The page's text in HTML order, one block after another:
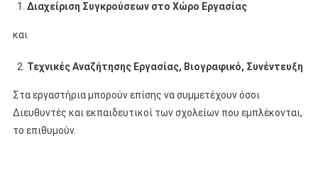
Διαχείριση Συγκρούσεων στο Χώρο Εργασίας
και
Τεχνικές Αναζήτησης Εργασίας, Βιογραφικό, Συνέντευξη
Στα εργαστήρια μπορούν επίσης να συμμετέχουν όσοι
Διευθυντές και εκπαιδευτικοί των σχολείων που εμπλέκονται,
το επιθυμούν.